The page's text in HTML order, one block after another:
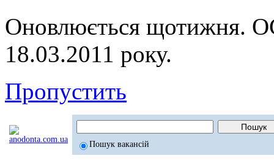
Оновлюється
18.03.2011 року.
Пропустить
Пошук вакансій